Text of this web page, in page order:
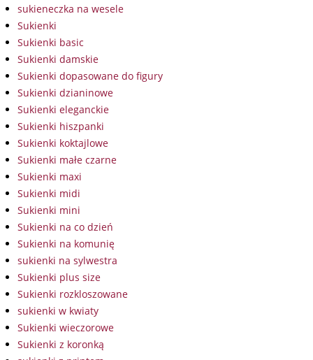
sukieneczka na wesele
Sukienki
Sukienki basic
Sukienki damskie
Sukienki dopasowane do figury
Sukienki dzianinowe
Sukienki eleganckie
Sukienki hiszpanki
Sukienki koktajlowe
Sukienki małe czarne
Sukienki maxi
Sukienki midi
Sukienki mini
Sukienki na co dzień
Sukienki na komunię
sukienki na sylwestra
Sukienki plus size
Sukienki rozkloszowane
sukienki w kwiaty
Sukienki wieczorowe
Sukienki z koronką